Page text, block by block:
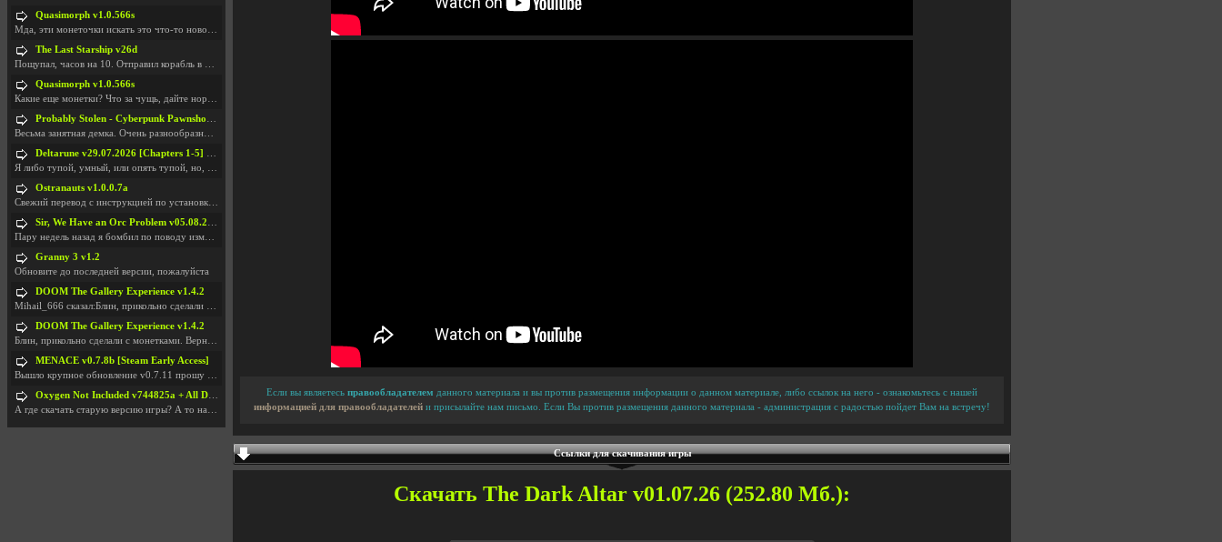
Если вы являетесь правообладателем данного материала и вы против размещения информации о данном материале, либо ссылок на него - ознакомьтесь с нашей
информацией для правообладателей и присылайте нам письмо. Если Вы против размещения данного материала - администрация с радостью пойдет Вам на встречу!
Ссылки для скачивания игры
Скачать The Dark Altar v01.07.26 (252.80 Мб.):
Quasimorph v1.0.566s
Мда, эти монеточки искать это что-то новое в сфере
The Last Starship v26d
Пощупал, часов на 10. Отправил корабль в другую Га
Quasimorph v1.0.566s
Какие еще монетки? Что за чущь, дайте нормально ск
Probably Stolen - Cyberpunk Pawnshop Simulator v048c [Playtest]
Весьма занятная демка. Очень разнообразные механик
Deltarune v29.07.2026 [Chapters 1-5] / + RUS [Chapters 1-5]
Я либо тупой, умный, или опять тупой, но, вроде я
Ostranauts v1.0.0.7a
Свежий перевод с инструкцией по установкеhttps://g
Sir, We Have an Orc Problem v05.08.2026
Пару недель назад я бомбил по поводу изменения мин
Granny 3 v1.2
Обновите до последней версии, пожалуйста
DOOM The Gallery Experience v1.4.2
Mihail_666 сказал:Блин, прикольно сделали с монетк
DOOM The Gallery Experience v1.4.2
Блин, прикольно сделали с монетками. Вернулся в св
MENACE v0.7.8b [Steam Early Access]
Вышло крупное обновление v0.7.11 прошу обновить
Oxygen Not Included v744825a + All DLC
А где скачать старую версию игры? А то на новой но